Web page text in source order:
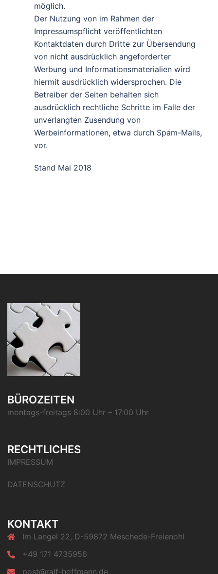
möglich.
Der Nutzung von im Rahmen der
Impressumspflicht veröffentlichten
Kontaktdaten durch Dritte zur Übersendung
von nicht ausdrücklich angeforderter
Werbung und Informationsmaterialien wird
hiermit ausdrücklich widersprochen. Die
Betreiber der Seiten behalten sich
ausdrücklich rechtliche Schritte im Falle der
unverlangten Zusendung von
Werbeinformationen, etwa durch Spam-Mails,
vor.
Stand Mai 2018
BÜROZEITEN
montags-freitags 8:00 Uhr – 17:00 Uhr
RECHTLICHES
IMPRESSUM
DATENSCHUTZ
KONTAKT
Im Langel 22, D-59872 Meschede-Freienohl
+49 171 4735956
post@ralf-hoffmann.de